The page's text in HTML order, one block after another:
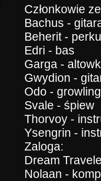
Członkowie
Bachus -
Beherit -
Edri - bas
Garga -
Gwydion -
Odo - growling
Svale - śpiew
Thorvoy -
Ysengrin -
Zaloga:
Dream
Nolaan -